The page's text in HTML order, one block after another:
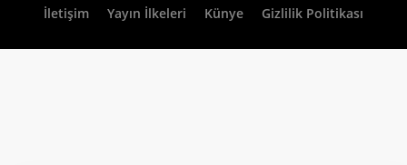
İletişim Yayın İlkeleri Künye Gizlilik Politikası